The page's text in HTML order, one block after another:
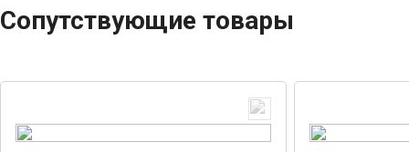
Сопутствующие товары